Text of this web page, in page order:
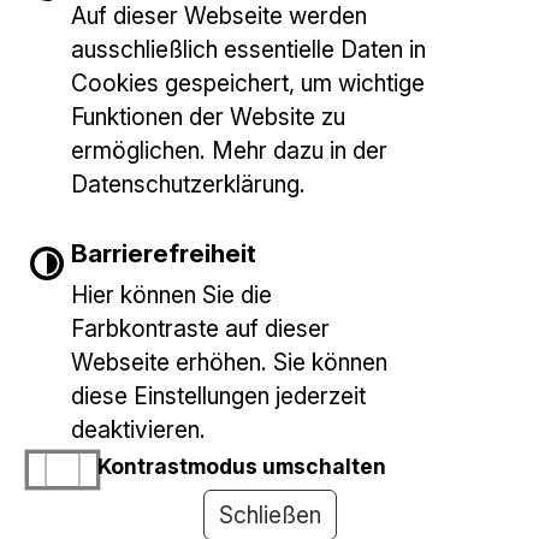
Auf dieser Webseite werden
ausschließlich essentielle Daten in
Cookies gespeichert, um wichtige
Funktionen der Website zu
ermöglichen. Mehr dazu in der
Datenschutzerklärung.
Barrierefreiheit
Hier können Sie die
Farbkontraste auf dieser
Webseite erhöhen. Sie können
diese Einstellungen jederzeit
deaktivieren.
Kontrastmodus umschalten
Schließen
Jobs beim Staat
jooble
Gemeinde Baltmannsweiler
E-Mail schreiben
Bankverbindungen
Marktplatz 1
73666 Baltmannsweiler
Tel.: 07153/9427-0
IMPRESSUMDATENSCHUTZERKLÄRUNG
ERKLÄRUNG ZUR BARRIEREFREIHEIT